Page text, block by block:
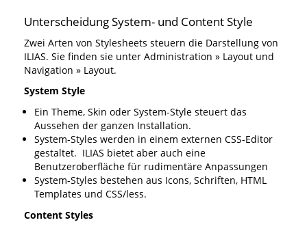
Unterscheidung System- und Content Style
Zwei Arten von Stylesheets steuern die Darstellung von
ILIAS. Sie finden sie unter Administration » Layout und
Navigation » Layout.
System Style
Ein Theme, Skin oder System-Style steuert das
Aussehen der ganzen Installation.
System-Styles werden in einem externen CSS-Editor
gestaltet. ILIAS bietet aber auch eine
Benutzeroberfläche für rudimentäre Anpassungen
System-Styles bestehen aus Icons, Schriften, HTML
Templates und CSS/less.
Content Styles